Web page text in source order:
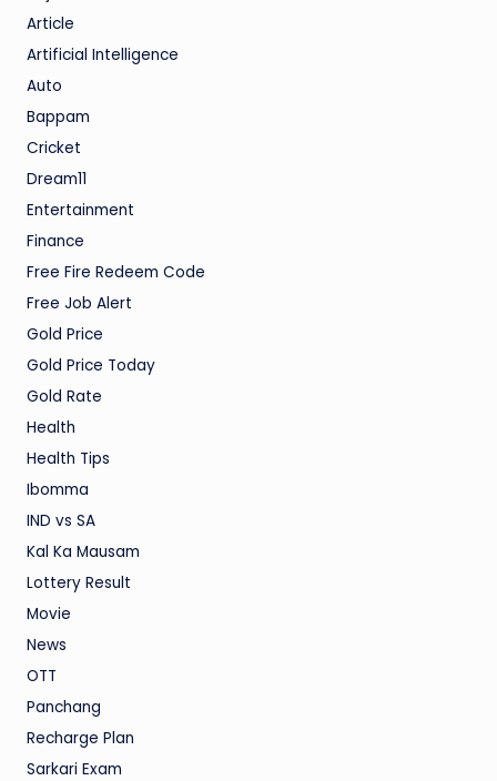
Article
Artificial Intelligence
Auto
Bappam
Cricket
Dream11
Entertainment
Finance
Free Fire Redeem Code
Free Job Alert
Gold Price
Gold Price Today
Gold Rate
Health
Health Tips
Ibomma
IND vs SA
Kal Ka Mausam
Lottery Result
Movie
News
OTT
Panchang
Recharge Plan
Sarkari Exam